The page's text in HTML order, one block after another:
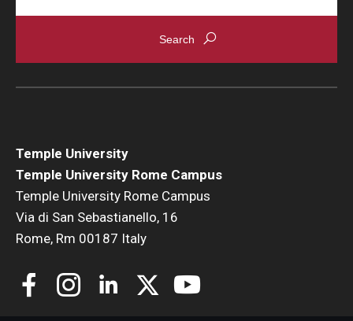
Temple University
Temple University Rome Campus
Temple University Rome Campus
Via di San Sebastianello, 16
Rome, Rm 00187 Italy